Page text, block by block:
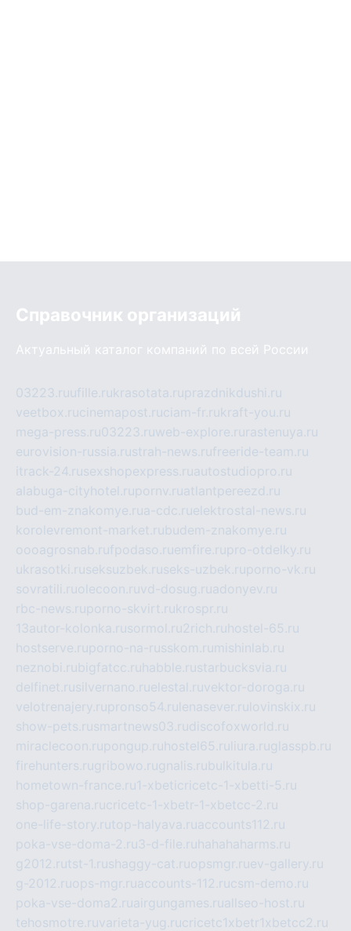
Справочник организаций
Актуальный каталог компаний по всей России
03223.ruufille.rukrasotata.ruprazdnikdushi.ru
veetbox.rucinemapost.ruciam-fr.rukraft-you.ru
mega-press.ru03223.ruweb-explore.ru rastenuya.ru
eurovision-russia.rustrah-news.rufreeride-team.ru
itrack-24.rusexshopexpress.ruautostudiopro.ru
alabuga-cityhotel.rupornv.ruatlantpereezd.ru
bud-em-znakomye.rua-cdc.ruelektrostal-news.ru
korolevremont-market.rubudem-znakomye.ru
oooagrosnab.rufpodaso.ruemfire.rupro-otdelky.ru
ukrasotki.ruseksuzbek.ruseks-uzbek.ruporno-vk.ru
sovratili.ruolecoon.ruvd-dosug.ruadonyev.ru
rbc-news.ruporno-skvirt.rukrospr.ru
13autor-kolonka.rusormol.ru2rich.ru hostel-65.ru
hostserve.ruporno-na-russkom.ru mishinlab.ru
neznobi.rubigfatcc.ru habble.rustarbucksvia.ru
delfinet.rusilvernano.ruelestal.ruvektor-doroga.ru
velotrenajery.rupronso54.ru lenasever.ru lovinskix.ru
show-pets.rusmartnews03.rudiscofoxworld.ru
miraclecoon.rupongup.ru hostel65.ru liura.ruglasspb.ru
firehunters.rugribowo.rugnalis.rubulkitula.ru
hometown-france.ru1-xbeticricetc-1-xbetti-5.ru
shop-garena.rucricetc-1-xbetr-1-xbetcc-2.ru
one-life-story.rutop-halyava.ruaccounts112.ru
poka-vse-doma-2.ru3-d-file.ru hahahaharms.ru
g2012.rutst-1.rushaggy-cat.ruopsmgr.ruev-gallery.ru
g-2012.ruops-mgr.ruaccounts-112.rucsm-demo.ru
poka-vse-doma2.ruairgungames.ruallseo-host.ru
tehosmotre.ruvarieta-yug.rucricetc1xbetr1xbetcc2.ru